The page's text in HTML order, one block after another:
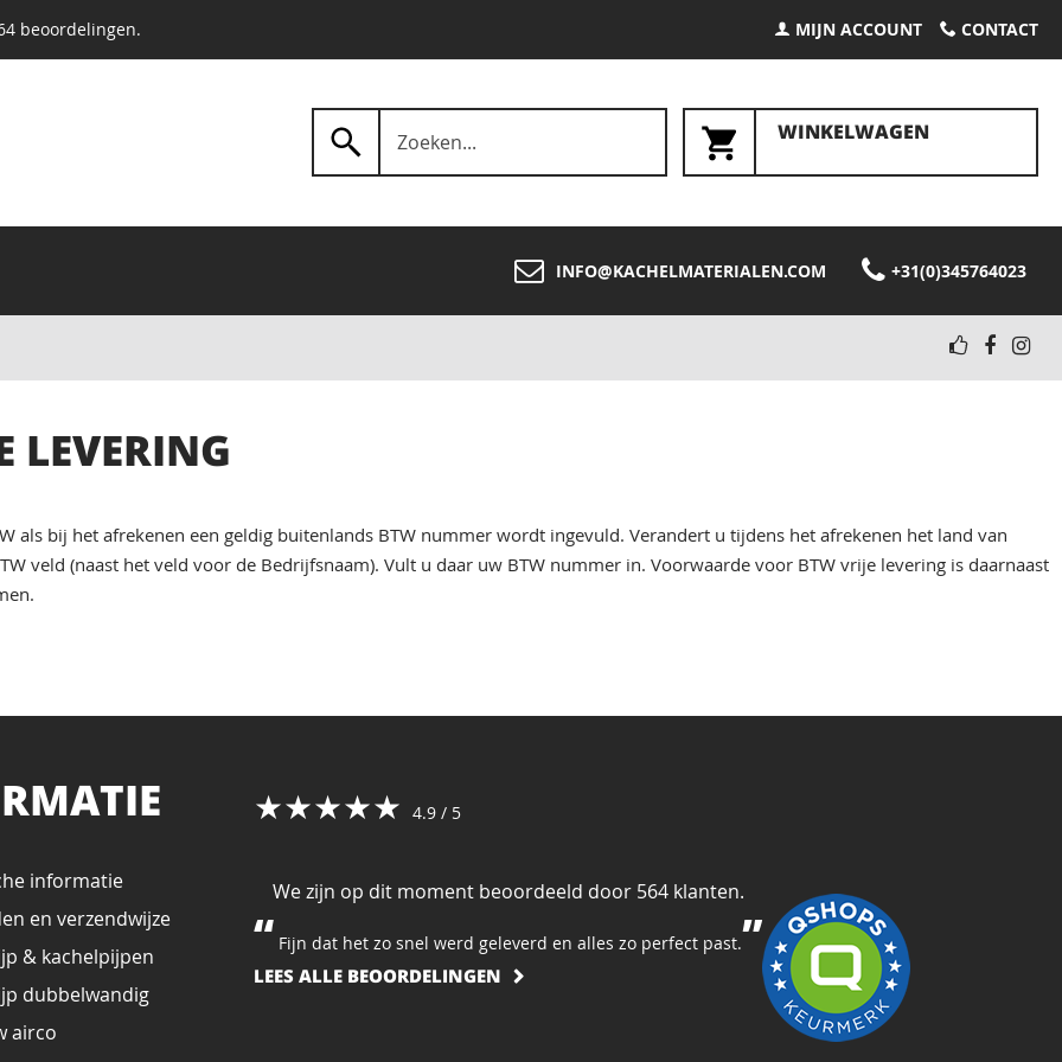
MIJN ACCOUNT CONTACT
beoordelingen.
WINKELWAGEN
+31(0)345764023
INFO@KACHELMATERIALEN.COM
LEVERING
als bij het afrekenen een geldig buitenlands BTW nummer wordt ingevuld. Verandert u tijdens het afrekenen het land van
veld (naast het veld voor de Bedrijfsnaam). Vult u daar uw BTW nummer in. Voorwaarde voor BTW vrije levering is daarnaast
informatie
en verzendwijze
& kachelpijpen
dubbelwandig
airco
★★★★★ 4.9 / 5
We zijn op dit moment beoordeeld door 564 klanten.
Fijn dat het zo snel werd geleverd en alles zo perfect past.
LEES ALLE BEOORDELINGEN